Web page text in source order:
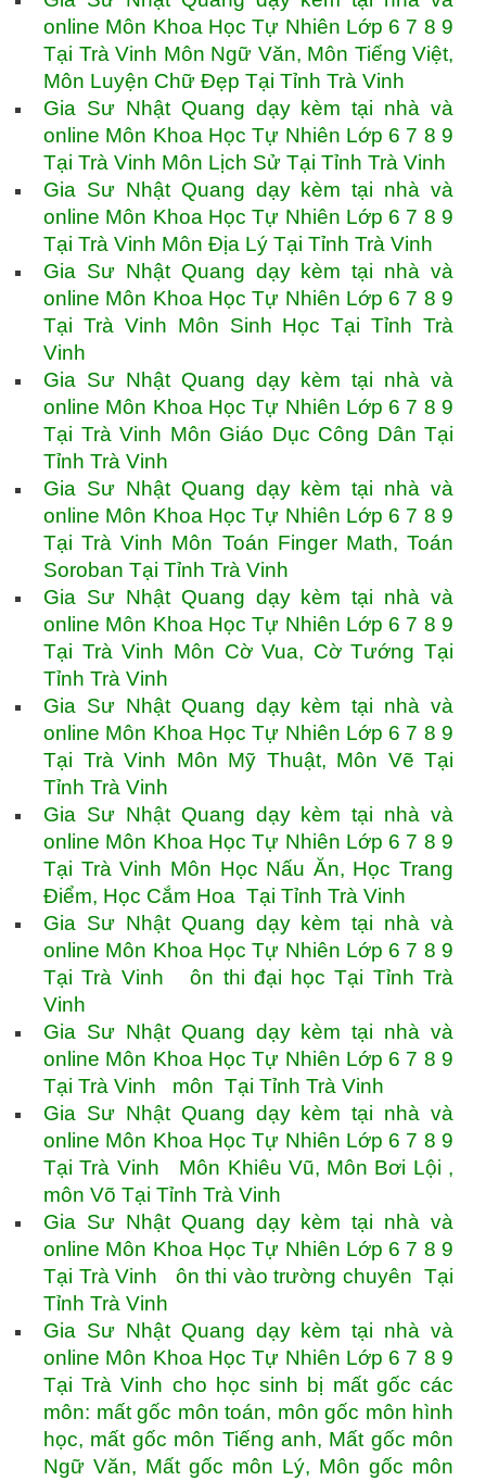
online Môn Khoa Học Tự Nhiên Lớp 6 7 8 9
Tại Trà Vinh Môn Ngữ Văn, Môn Tiếng Việt,
Môn Luyện Chữ Đẹp Tại Tỉnh Trà Vinh
Gia Sư Nhật Quang dạy kèm tại nhà và
online Môn Khoa Học Tự Nhiên Lớp 6 7 8 9
Tại Trà Vinh Môn Lịch Sử Tại Tỉnh Trà Vinh
Gia Sư Nhật Quang dạy kèm tại nhà và
online Môn Khoa Học Tự Nhiên Lớp 6 7 8 9
Tại Trà Vinh Môn Địa Lý Tại Tỉnh Trà Vinh
Gia Sư Nhật Quang dạy kèm tại nhà và
online Môn Khoa Học Tự Nhiên Lớp 6 7 8 9
Tại Trà Vinh Môn Sinh Học Tại Tỉnh Trà
Vinh
Gia Sư Nhật Quang dạy kèm tại nhà và
online Môn Khoa Học Tự Nhiên Lớp 6 7 8 9
Tại Trà Vinh Môn Giáo Dục Công Dân Tại
Tỉnh Trà Vinh
Gia Sư Nhật Quang dạy kèm tại nhà và
online Môn Khoa Học Tự Nhiên Lớp 6 7 8 9
Tại Trà Vinh Môn Toán Finger Math, Toán
Soroban Tại Tỉnh Trà Vinh
Gia Sư Nhật Quang dạy kèm tại nhà và
online Môn Khoa Học Tự Nhiên Lớp 6 7 8 9
Tại Trà Vinh Môn Cờ Vua, Cờ Tướng Tại
Tỉnh Trà Vinh
Gia Sư Nhật Quang dạy kèm tại nhà và
online Môn Khoa Học Tự Nhiên Lớp 6 7 8 9
Tại Trà Vinh Môn Mỹ Thuật, Môn Vẽ Tại
Tỉnh Trà Vinh
Gia Sư Nhật Quang dạy kèm tại nhà và
online Môn Khoa Học Tự Nhiên Lớp 6 7 8 9
Tại Trà Vinh Môn Học Nấu Ăn, Học Trang
Điểm, Học Cắm Hoa Tại Tỉnh Trà Vinh
Gia Sư Nhật Quang dạy kèm tại nhà và
online Môn Khoa Học Tự Nhiên Lớp 6 7 8 9
Tại Trà Vinh ôn thi đại học Tại Tỉnh Trà
Vinh
Gia Sư Nhật Quang dạy kèm tại nhà và
online Môn Khoa Học Tự Nhiên Lớp 6 7 8 9
Tại Trà Vinh môn Tại Tỉnh Trà Vinh
Gia Sư Nhật Quang dạy kèm tại nhà và
online Môn Khoa Học Tự Nhiên Lớp 6 7 8 9
Tại Trà Vinh Môn Khiêu Vũ, Môn Bơi Lội ,
môn Võ Tại Tỉnh Trà Vinh
Gia Sư Nhật Quang dạy kèm tại nhà và
online Môn Khoa Học Tự Nhiên Lớp 6 7 8 9
Tại Trà Vinh ôn thi vào trường chuyên Tại
Tỉnh Trà Vinh
Gia Sư Nhật Quang dạy kèm tại nhà và
online Môn Khoa Học Tự Nhiên Lớp 6 7 8 9
Tại Trà Vinh cho học sinh bị mất gốc các
môn: mất gốc môn toán, môn gốc môn hình
học, mất gốc môn Tiếng anh, Mất gốc môn
Ngữ Văn, Mất gốc môn Lý, Môn gốc môn